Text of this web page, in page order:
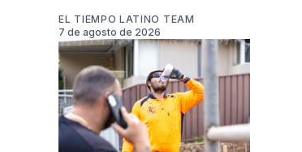
EL TIEMPO LATINO TEAM
7 de agosto de 2026